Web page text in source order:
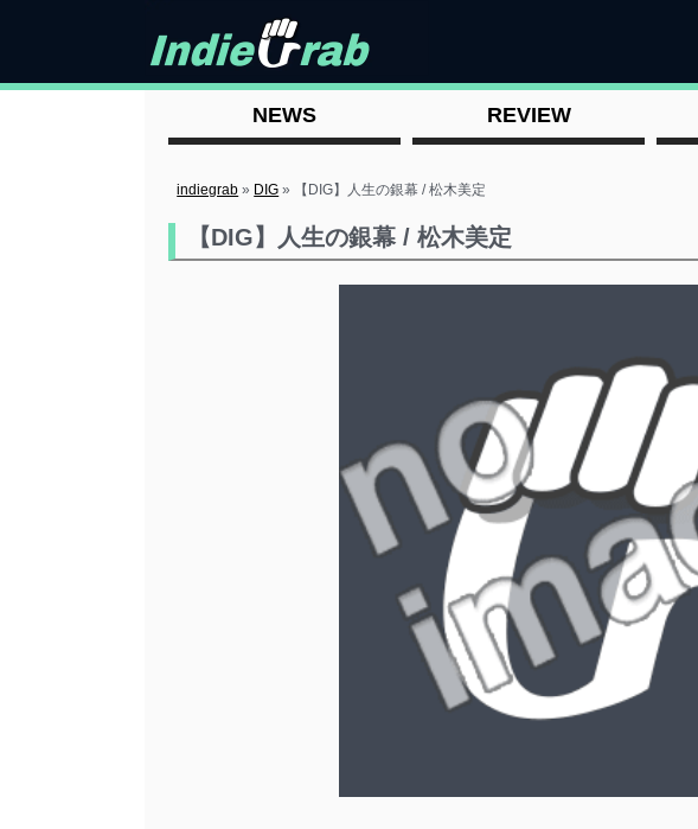
NEWS REVIEW
indiegrab » DIG » 【DIG】人生の銀幕 / 松木美定
【DIG】人生の銀幕 / 松木美定